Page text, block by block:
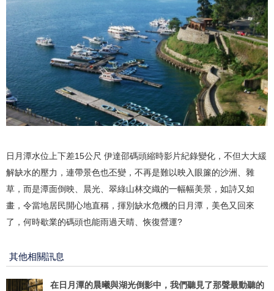
日月潭水位上下差15公尺 伊達邵碼頭縮時影片紀錄變化，不但大大緩
解缺水的壓力，連帶景色也丕變，不再是難以映入眼簾的沙洲、雜
草，而是潭面倒映、晨光、翠綠山林交織的一幅幅美景，如詩又如
畫，令當地居民開心地直稱，揮別缺水危機的日月潭，美色又回來
了，何時歇業的碼頭也能雨過天晴、恢復營運?
其他相關訊息
在日月潭的晨曦與湖光倒影中，我們聽見了那聲最動聽的